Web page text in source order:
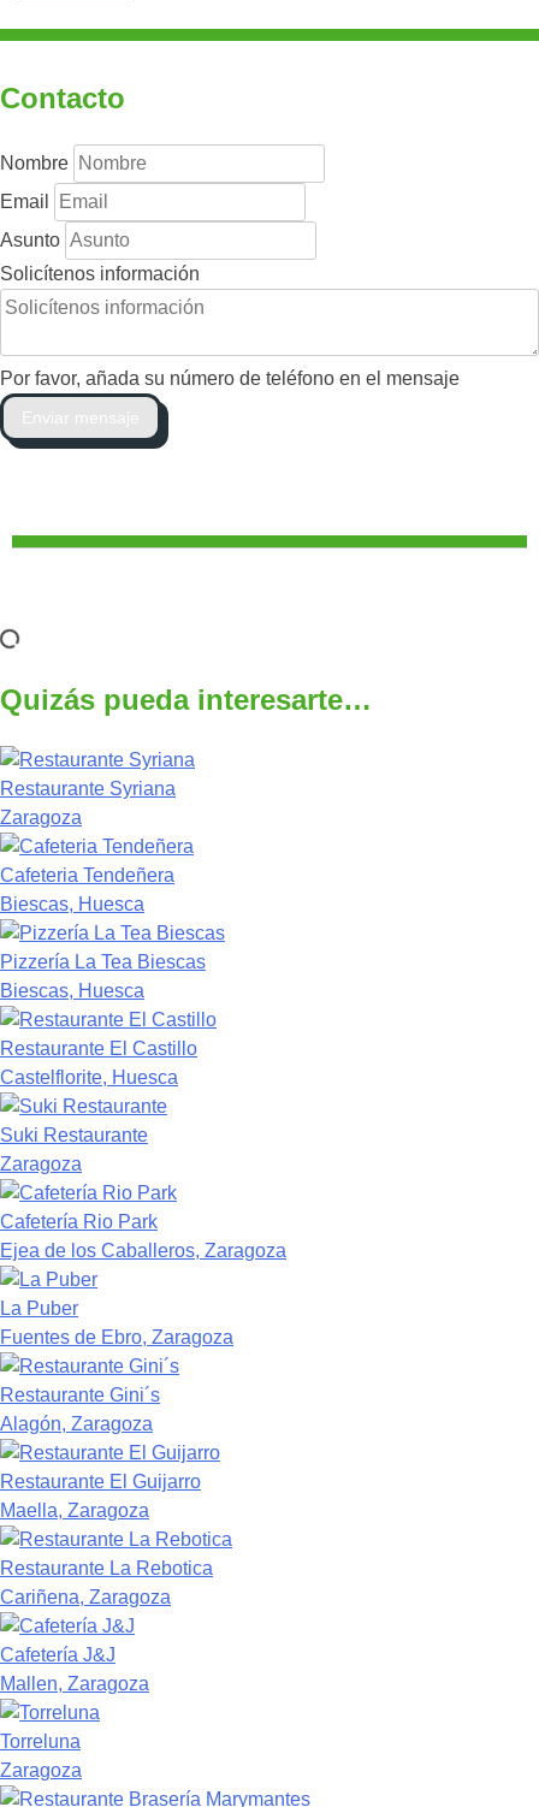
Contacto
Nombre
Email
Asunto
Solicítenos información
Por favor, añada su número de teléfono en el mensaje
Enviar mensaje
Quizás pueda interesarte…
Restaurante Syriana
Zaragoza
Cafeteria Tendeñera
Biescas, Huesca
Pizzería La Tea Biescas
Biescas, Huesca
Restaurante El Castillo
Castelflorite, Huesca
Suki Restaurante
Zaragoza
Cafetería Rio Park
Ejea de los Caballeros, Zaragoza
La Puber
Fuentes de Ebro, Zaragoza
Restaurante Gini´s
Alagón, Zaragoza
Restaurante El Guijarro
Maella, Zaragoza
Restaurante La Rebotica
Cariñena, Zaragoza
Cafetería J&J
Mallen, Zaragoza
Torreluna
Zaragoza